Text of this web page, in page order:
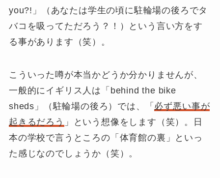
you?! 」（あなたは学生の頃に駐輪場の後ろでタ
バコを吸ってただろう？！）という言い方をす
る事があります（笑）。
こういった噂が本当かどうか分かりませんが、
一般的にイギリス人は「 behind the bike
sheds 」（駐輪場の後ろ ）では、「 必ず悪い事が
起きるだろう 」という想像をします（笑）。日
本の学校で言うところの「体育館の裏」といっ
た感じなのでしょうか（笑）。